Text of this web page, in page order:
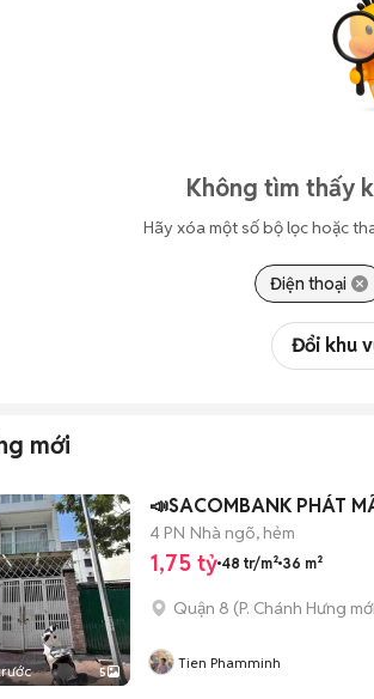
Không tìm thấy
Hãy xóa một số bộ lọc hoặc
Điện thoại
Đổi khu
mới
5
4 PN Nhà ngõ, hẻm
1,75 tỷ 48 tr/m² 36 m²
Quận 8 (P. Chánh Hưng
Tien Phamminh